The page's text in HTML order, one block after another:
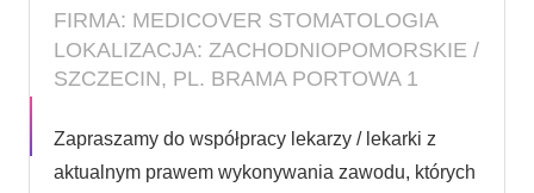
FIRMA: MEDICOVER STOMATOLOGIA
LOKALIZACJA: ZACHODNIOPOMORSKIE /
SZCZECIN, PL. BRAMA PORTOWA 1
Zapraszamy do współpracy lekarzy / lekarki z
aktualnym prawem wykonywania zawodu, których